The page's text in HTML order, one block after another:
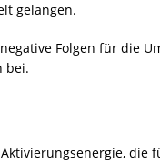
gelangen.
Folgen für die
bei.
die